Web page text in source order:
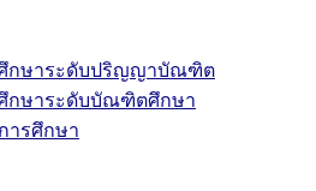
ศึกษาระดับปริญญาบัณฑิต
กษาระดับบัณฑิตศึกษา
ารศึกษา